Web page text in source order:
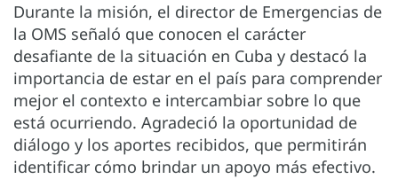
Durante la misión, el director de Emergencias de
la OMS señaló que conocen el carácter
desafiante de la situación en Cuba y destacó la
importancia de estar en el país para comprender
mejor el contexto e intercambiar sobre lo que
está ocurriendo. Agradeció la oportunidad de
diálogo y los aportes recibidos, que permitirán
identificar cómo brindar un apoyo más efectivo.